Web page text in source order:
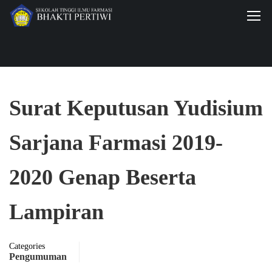
Surat Keputusan Yudisium
Sarjana Farmasi 2019-
2020 Genap Beserta
Lampiran
Categories
Pengumuman